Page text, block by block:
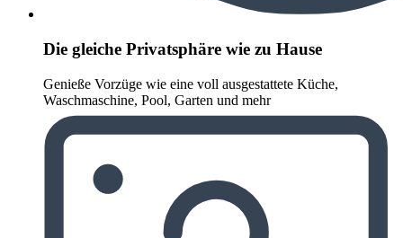
Die gleiche Privatsphäre wie zu Hause
Genieße Vorzüge wie eine voll ausgestattete Küche,
Waschmaschine, Pool, Garten und mehr